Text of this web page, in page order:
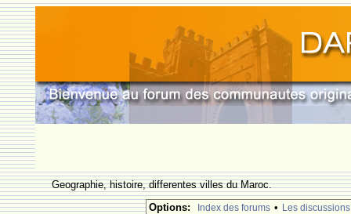
Geographie, histoire, differentes villes du Maroc.
Options:
Index des forums • Les discussions